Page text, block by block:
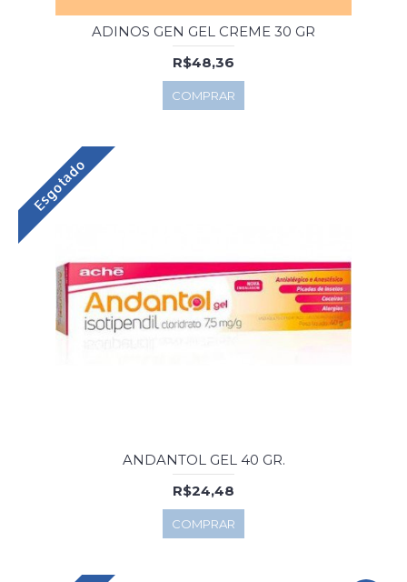
ADINOS GEN GEL CREME 30 GR
R$48,36
COMPRAR
Esgotado
ANDANTOL GEL 40 GR.
R$24,48
COMPRAR